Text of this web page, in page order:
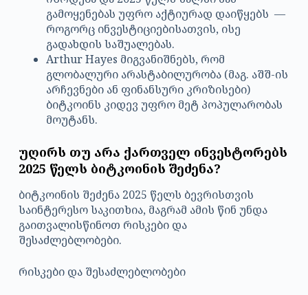
გამოყენებას უფრო აქტიურად დაიწყებს —
როგორც ინვესტიციებისათვის, ისე
გადახდის საშუალებას.
Arthur Hayes მიგვანიშნებს, რომ
გლობალური არასტაბილურობა (მაგ. აშშ-ის
არჩევნები ან ფინანსური კრიზისები)
ბიტკოინს კიდევ უფრო მეტ პოპულარობას
მოუტანს.
უღირს თუ არა ქართველ ინვესტორებს
2025 წელს ბიტკოინის შეძენა?
ბიტკოინის შეძენა 2025 წელს ბევრისთვის
საინტერესო საკითხია, მაგრამ ამის წინ უნდა
გაითვალისწინოთ რისკები და
შესაძლებლობები.
რისკები და შესაძლებლობები